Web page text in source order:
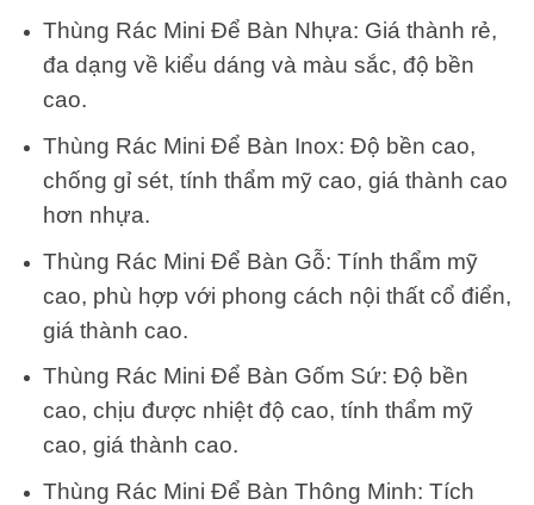
Thùng Rác Mini Để Bàn Nhựa: Giá thành rẻ,
đa dạng về kiểu dáng và màu sắc, độ bền
cao.
Thùng Rác Mini Để Bàn Inox: Độ bền cao,
chống gỉ sét, tính thẩm mỹ cao, giá thành cao
hơn nhựa.
Thùng Rác Mini Để Bàn Gỗ: Tính thẩm mỹ
cao, phù hợp với phong cách nội thất cổ điển,
giá thành cao.
Thùng Rác Mini Để Bàn Gốm Sứ: Độ bền
cao, chịu được nhiệt độ cao, tính thẩm mỹ
cao, giá thành cao.
Thùng Rác Mini Để Bàn Thông Minh: Tích